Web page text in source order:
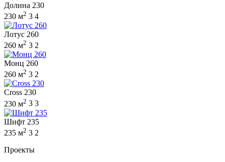
Долина 230
230 м2 3 4
Лотус 260
260 м2 3 2
Монц 260
260 м2 3 2
Cross 230
230 м2 3 3
Шифт 235
235 м2 3 2
Проекты